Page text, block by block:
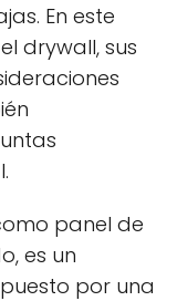
En este
drywall, sus
panel de
es un
por una